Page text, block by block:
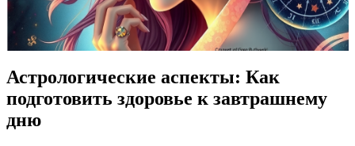
Астрологические аспекты: Как
подготовить здоровье к завтрашнему
дню